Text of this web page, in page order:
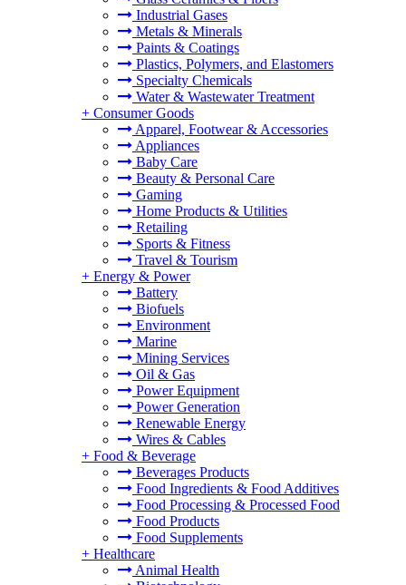
Industrial Gases
Metals & Minerals
Paints & Coatings
Plastics, Polymers, and Elastomers
Specialty Chemicals
Water & Wastewater Treatment
+ Consumer Goods
Apparel, Footwear & Accessories
Appliances
Baby Care
Beauty & Personal Care
Gaming
Home Products & Utilities
Retailing
Sports & Fitness
Travel & Tourism
+ Energy & Power
Battery
Biofuels
Environment
Marine
Mining Services
Oil & Gas
Power Equipment
Power Generation
Renewable Energy
Wires & Cables
+ Food & Beverage
Beverages Products
Food Ingredients & Food Additives
Food Processing & Processed Food
Food Products
Food Supplements
+ Healthcare
Animal Health